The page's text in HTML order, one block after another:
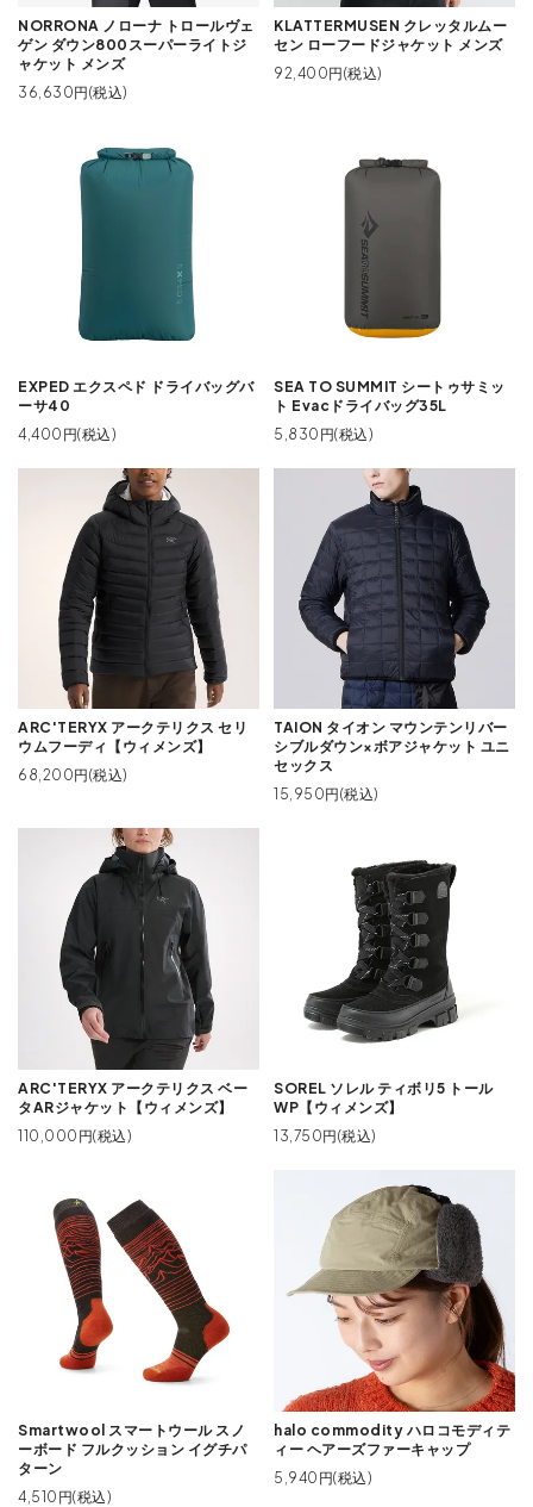
NORRONA ノローナ トロールヴェ
ゲン ダウン800スーパーライトジ
ャケット メンズ
36,630円(税込)
KLATTERMUSEN クレッタルムー
セン ローフードジャケット メンズ
92,400円(税込)
EXPED エクスペド ドライバッグバ
ーサ40
4,400円(税込)
SEA TO SUMMIT シートゥサミッ
ト Evacドライバッグ35L
5,830円(税込)
ARC'TERYX アークテリクス セリ
ウムフーディ【ウィメンズ】
68,200円(税込)
TAION タイオン マウンテンリバー
シブルダウン×ボアジャケット ユニ
セックス
15,950円(税込)
ARC'TERYX アークテリクス ベー
タARジャケット【ウィメンズ】
110,000円(税込)
SOREL ソレル ティボリ5 トール
WP【ウィメンズ】
13,750円(税込)
Smartwool スマートウール スノ
ーボード フルクッション イグチパ
ターン
4,510円(税込)
halo commodity ハロコモディテ
ィー ヘアーズファーキャップ
5,940円(税込)